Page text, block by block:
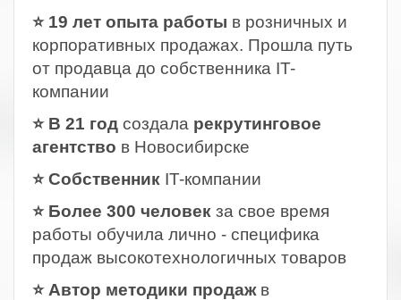
⭐ 19 лет опыта работы в розничных и
корпоративных продажах. Прошла путь
от продавца до собственника IT-
компании
⭐ В 21 год создала рекрутинговое
агентство в Новосибирске
⭐ Собственник IT-компании
⭐ Более 300 человек за свое время
работы обучила лично - специфика
продаж высокотехнологичных товаров
⭐ Автор методики продажв